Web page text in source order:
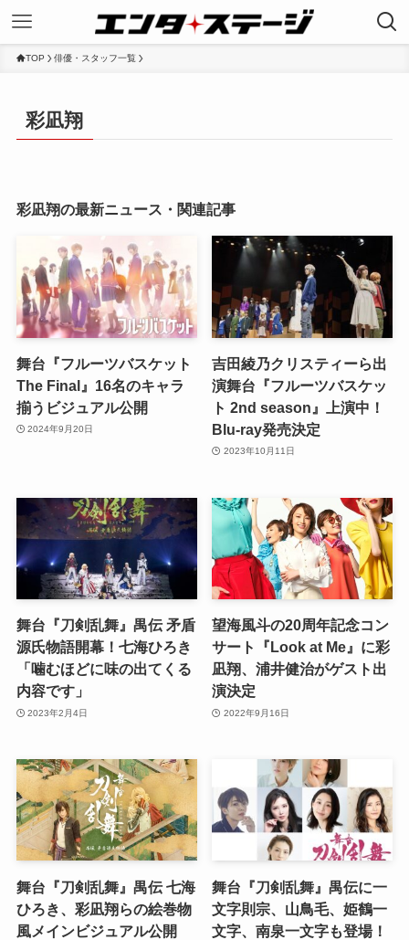
TOP 俳優・スタッフ一覧
彩凪翔
彩凪翔の最新ニュース・関連記事
舞台『フルーツバスケット
The Final』16名のキャラ
揃うビジュアル公開
2024年9月20日
吉田綾乃クリスティーら出
演舞台『フルーツバスケッ
ト 2nd season』上演中！
Blu-ray発売決定
2023年10月11日
舞台『刀剣乱舞』禺伝 矛盾
源氏物語開幕！七海ひろき
「噛むほどに味の出てくる
内容です」
2023年2月4日
望海風斗の20周年記念コン
サート『Look at Me』に彩
凪翔、浦井健治がゲスト出
演決定
2022年9月16日
舞台『刀剣乱舞』禺伝 七海
ひろき、彩凪翔らの絵巻物
風メインビジュアル公開
舞台『刀剣乱舞』禺伝に一
文字則宗、山鳥毛、姫鶴一
文字、南泉一文字も登場！